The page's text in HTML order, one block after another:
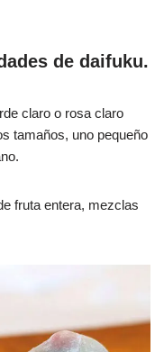
de daifuku.
claro o rosa claro
tamaños, uno pequeño
fruta entera, mezclas